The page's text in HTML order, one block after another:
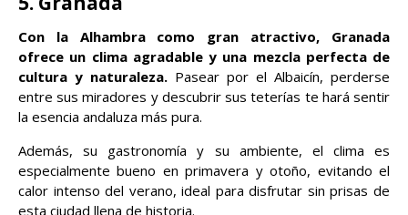
Con la Alhambra como gran atractivo, Granada
ofrece un clima agradable y una mezcla perfecta de
cultura y naturaleza. Pasear por el Albaicín, perderse
entre sus miradores y descubrir sus teterías te hará sentir
la esencia andaluza más pura.
Además, su gastronomía y su ambiente, el clima es
especialmente bueno en primavera y otoño, evitando el
calor intenso del verano, ideal para disfrutar sin prisas de
esta ciudad llena de historia.